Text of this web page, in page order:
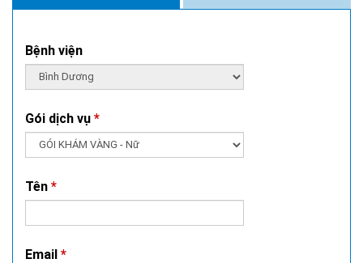
Bệnh viện
Gói dịch vụ *
Tên *
Email *